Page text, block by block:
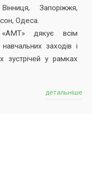
Запоріжжя,
Одеса.
дякує всім
заходів і
зустрічей у рамках
детальніше